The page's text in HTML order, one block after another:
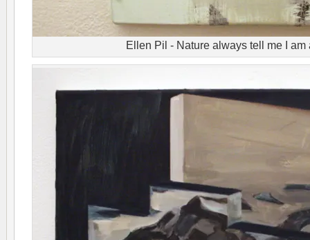
Ellen Pil - Nature always tell me I am